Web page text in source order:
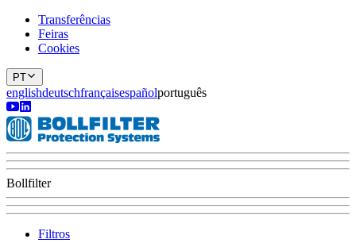
Transferências
Feiras
Cookies
PT
englishdeutschfrançaisespañolportuguês
Bollfilter
Filtros